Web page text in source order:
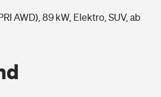
AWD), 89 kW, Elektro, SUV, ab